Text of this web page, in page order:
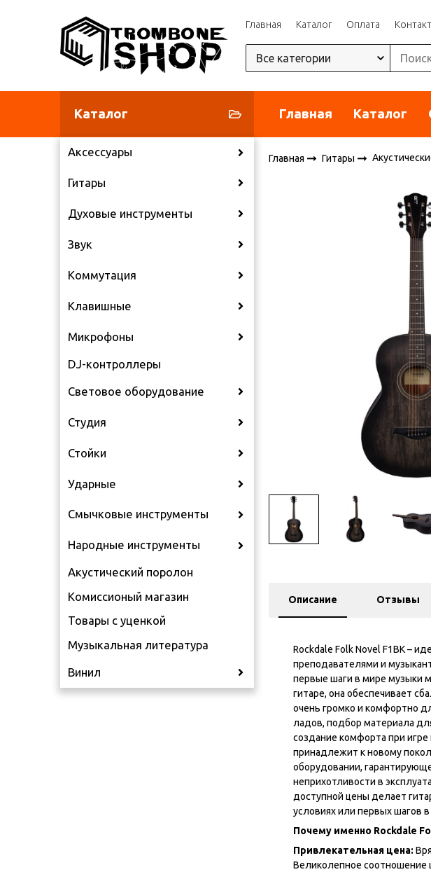
Главная Каталог Оплата
Каталог Главная Каталог
Аксессуары
Гитары
Духовые инструменты
Звук
Коммутация
Клавишные
Микрофоны
DJ-контроллеры
Световое оборудование
Студия
Стойки
Ударные
Смычковые инструменты
Народные инструменты
Акустический поролон
Комиссионый магазин
Товары с уценкой
Музыкальная литература
Винил
Главная Гитары
Описание Отзывы
Rockdale Folk Novel F1BK –
преподавателями и
первые шаги в мире музыки
гитаре, она обеспечивает
очень громко и комфортно
ладов, подбор материала
создание комфорта при игре
принадлежит к новому
оборудовании,
неприхотливости в
доступной цены делает
условиях или первых шагов
Почему именно Rockdale
Привлекательная цена:
Великолепное соотношение